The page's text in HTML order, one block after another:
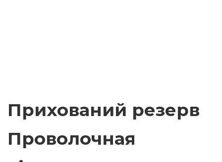
Прихований резерв
Проволочная